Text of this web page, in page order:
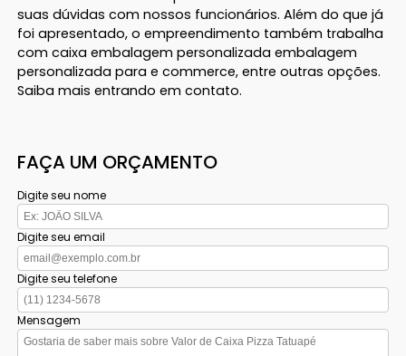
suas dúvidas com nossos funcionários. Além do que já
foi apresentado, o empreendimento também trabalha
com caixa embalagem personalizada embalagem
personalizada para e commerce, entre outras opções.
Saiba mais entrando em contato.
FAÇA UM ORÇAMENTO
Digite seu nome
Digite seu email
Digite seu telefone
Mensagem